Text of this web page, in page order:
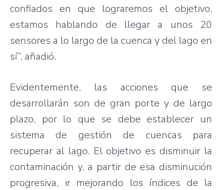
confiados en que lograremos el objetivo,
estamos hablando de llegar a unos 20
sensores a lo largo de la cuenca y del lago en
sí”, añadió.
Evidentemente, las acciones que se
desarrollarán son de gran porte y de largo
plazo, por lo que se debe establecer un
sistema de gestión de cuencas para
recuperar al lago. El objetivo es disminuir la
contaminación y, a partir de esa disminución
progresiva, ir mejorando los índices de la